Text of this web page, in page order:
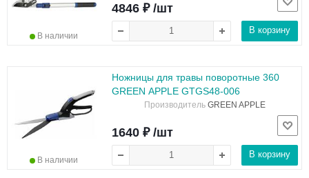
В наличии
4846 ₽ /шт
В корзину
Ножницы для травы поворотные 360
GREEN APPLE GTGS48-006
Производитель GREEN APPLE
В наличии
1640 ₽ /шт
В корзину